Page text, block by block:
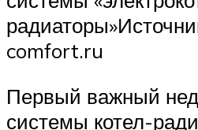
comfort.ru
Первый важный
системы котел-